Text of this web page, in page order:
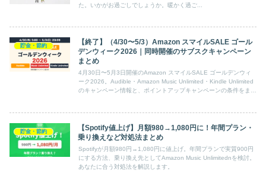
た。いかがお過ごしでしょうか。暖かく過ご...
貯金・節約
【終了】（4/30〜5/3）Amazon スマイルSALE ゴール
デンウィーク2026｜同時開催のサブスクキャンペーン
まとめ
4月30日〜5月3日開催のAmazon スマイルSALE ゴールデンウィ
ーク2026。Audible・Amazon Music Unlimited・Kindle Unlimited
のキャンペーン情報と、ポイントアップキャンペーンの条件をまと
貯金・節約
【Spotify値上げ】月額980→1,080円に！年間プラン・
乗り換えなど対処法まとめ
Spotifyが月額980円→1,080円に値上げ。年間プランで実質900円
にする方法、乗り換え先としてAmazon Music Unlimitednを検討。
あなたに合う対処法を解説します。